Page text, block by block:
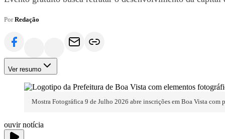
PorRedação
Ver resumo
Mostra Fotográfica 9 de Julho 2026 abre inscrições em Boa Vista com
ouvir notícia